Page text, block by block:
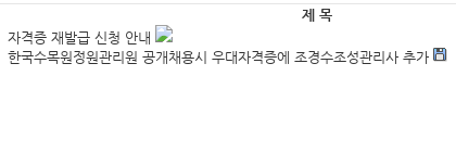
제 목
자격증 재발급 신청 안내
한국수목원정원관리원 공개채용시 우대자격증에 조경수조성관리사 추가